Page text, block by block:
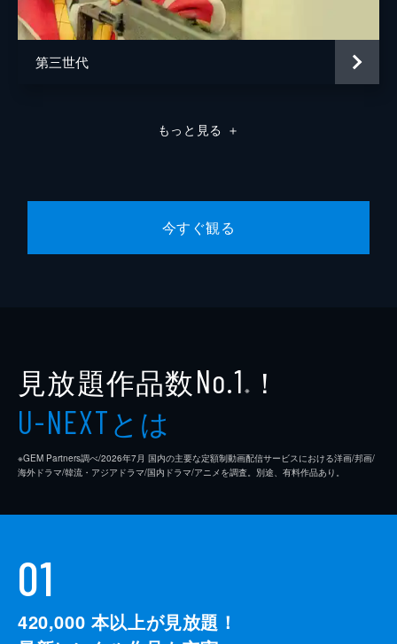
第三世代
もっと見る ＋
今すぐ観る
見放題作品数No.1 ※ ！
U-NEXTとは
※GEM Partners調べ/2026年7⽉ 国内の主要な定額制動画配信サービスにおける洋画/邦画/
海外ドラマ/韓流・アジアドラマ/国内ドラマ/アニメを調査。別途、有料作品あり。
01
420,000 本以上が見放題！